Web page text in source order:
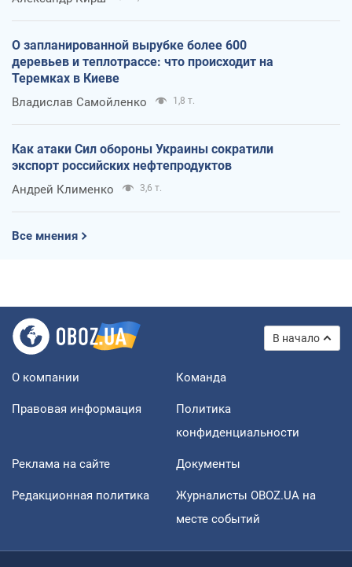
О запланированной вырубке более 600
деревьев и теплотрассе: что происходит на
Теремках в Киеве
Владислав Самойленко 1,8 т.
Как атаки Сил обороны Украины сократили
экспорт российских нефтепродуктов
Андрей Клименко 3,6 т.
Все мнения
В начало
О компании Команда
Правовая информация
Политика
конфиденциальности
Реклама на сайте Документы
Редакционная политика
Журналисты OBOZ.UA на
месте событий